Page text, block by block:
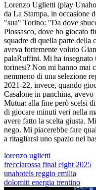
Lorenzo Uglietti (play
da La Stampa, in occasione
"sua" Torino: "Da dove
Piossasco, dove ho giocato
squadre di quella parte della
aveva fortemente voluto
palaRuffini. Mi ha insegnato
torinesi? Non mi hanno mai
nemmeno di una selezione
2021-22, invece, quando
Casalone in panchina,
Mutua: alla fine però scelsi
di giocare minuti veri nella
avere fatto la scelta giusta.
nego. Mi piacerebbe fare
a ritagliarsi uno spazio nel
lorenzo uglietti
frecciarossa final eight 2025
unahotels reggio emilia
dolomiti energia trentino